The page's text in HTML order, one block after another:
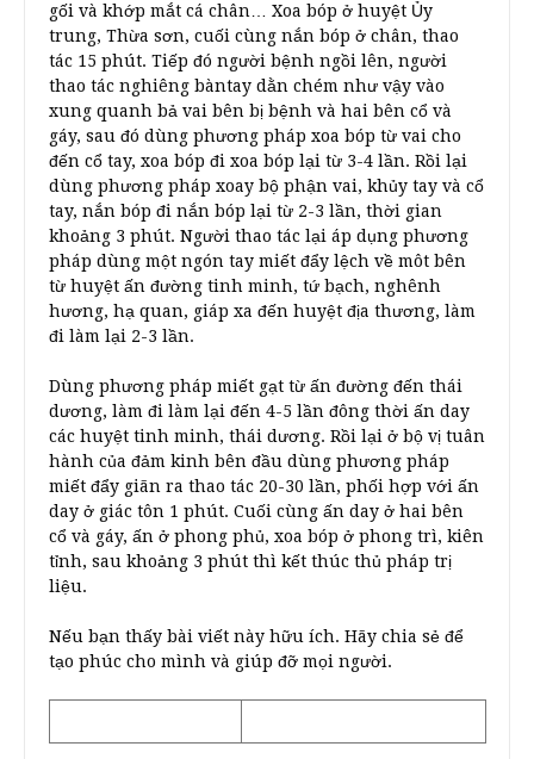
gối và khớp mắt cá chân… Xoa bóp ở huyệt Ủy
trung, Thừa sơn, cuối cùng nắn bóp ở chân, thao
tác 15 phút. Tiếp đó người bệnh ngồi lên, người
thao tác nghiêng bàntay dằn chém như vậy vào
xung quanh bả vai bên bị bệnh và hai bên cổ và
gáy, sau đó dùng phương pháp xoa bóp từ vai cho
đến cổ tay, xoa bóp đi xoa bóp lại từ 3-4 lần. Rồi lại
dùng phương pháp xoay bộ phận vai, khủy tay và cổ
tay, nắn bóp đi nắn bóp lại từ 2-3 lần, thời gian
khoảng 3 phút. Người thao tác lại áp dụng phương
pháp dùng một ngón tay miết đẩy lệch về môt bên
từ huyệt ấn đường tinh minh, tứ bạch, nghênh
hương, hạ quan, giáp xa đến huyệt địa thương, làm
đi làm lại 2-3 lần.
Dùng phương pháp miết gạt từ ấn đường đến thái
dương, làm đi làm lại đến 4-5 lần đông thời ấn day
các huyệt tinh minh, thái dương. Rồi lại ở bộ vị tuân
hành của đảm kinh bên đầu dùng phương pháp
miết đẩy giãn ra thao tác 20-30 lần, phối hợp với ấn
day ở giác tôn 1 phút. Cuối cùng ấn day ở hai bên
cổ và gáy, ấn ở phong phủ, xoa bóp ở phong trì, kiên
tỉnh, sau khoảng 3 phút thì kết thúc thủ pháp trị
liệu.
Nếu bạn thấy bài viết này hữu ích. Hãy chia sẻ để
tạo phúc cho mình và giúp đỡ mọi người.